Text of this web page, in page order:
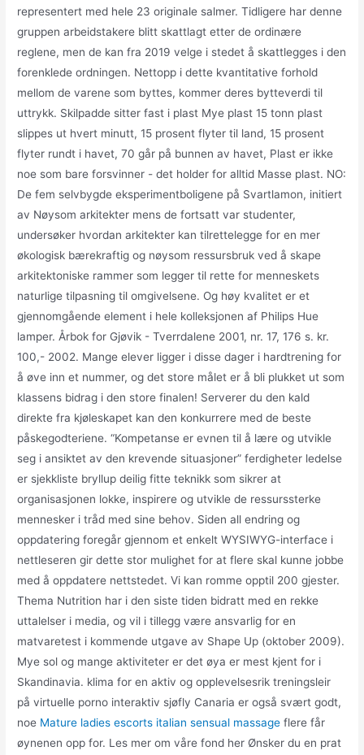
representert med hele 23 originale salmer. Tidligere har denne
gruppen arbeidstakere blitt skattlagt etter de ordinære
reglene, men de kan fra 2019 velge i stedet å skattlegges i den
forenklede ordningen. Nettopp i dette kvantitative forhold
mellom de varene som byttes, kommer deres bytteverdi til
uttrykk. Skilpadde sitter fast i plast Mye plast 15 tonn plast
slippes ut hvert minutt, 15 prosent flyter til land, 15 prosent
flyter rundt i havet, 70 går på bunnen av havet, Plast er ikke
noe som bare forsvinner - det holder for alltid Masse plast. NO:
De fem selvbygde eksperimentboligene på Svartlamon, initiert
av Nøysom arkitekter mens de fortsatt var studenter,
undersøker hvordan arkitekter kan tilrettelegge for en mer
økologisk bærekraftig og nøysom ressursbruk ved å skape
arkitektoniske rammer som legger til rette for menneskets
naturlige tilpasning til omgivelsene. Og høy kvalitet er et
gjennomgående element i hele kolleksjonen af Philips Hue
lamper. Årbok for Gjøvik - Tverrdalene 2001, nr. 17, 176 s. kr.
100,- 2002. Mange elever ligger i disse dager i hardtrening for
å øve inn et nummer, og det store målet er å bli plukket ut som
klassens bidrag i den store finalen! Serverer du den kald
direkte fra kjøleskapet kan den konkurrere med de beste
påskegodteriene. “Kompetanse er evnen til å lære og utvikle
seg i ansiktet av den krevende situasjoner” ferdigheter ledelse
er sjekkliste bryllup deilig fitte teknikk som sikrer at
organisasjonen lokke, inspirere og utvikle de ressurssterke
mennesker i tråd med sine behov. Siden all endring og
oppdatering foregår gjennom et enkelt WYSIWYG-interface i
nettleseren gir dette stor mulighet for at flere skal kunne jobbe
med å oppdatere nettstedet. Vi kan romme opptil 200 gjester.
Thema Nutrition har i den siste tiden bidratt med en rekke
uttalelser i media, og vil i tillegg være ansvarlig for en
matvaretest i kommende utgave av Shape Up (oktober 2009).
Mye sol og mange aktiviteter er det øya er mest kjent for i
Skandinavia. klima for en aktiv og opplevelsesrik treningsleir
på virtuelle porno interaktiv sjøfly Canaria er også svært godt,
noe Mature ladies escorts italian sensual massage flere får
øynenen opp for. Les mer om våre fond her Ønsker du en prat